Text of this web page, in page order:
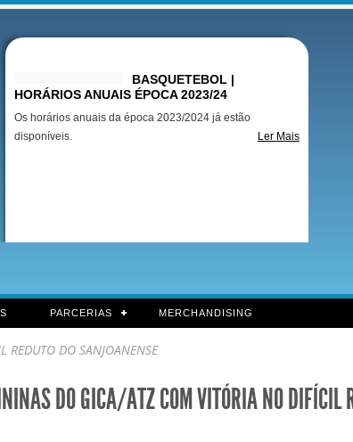
BASQUETEBOL |
HORÁRIOS ANUAIS ÉPOCA 2023/24
Os horários anuais da época 2023/2024 já estão
disponíveis.
Ler Mais
PARCERIAS MERCHANDISING
DO SANJOANENSE
DO GICA/ATZ COM VITÓRIA NO DIFÍCIL